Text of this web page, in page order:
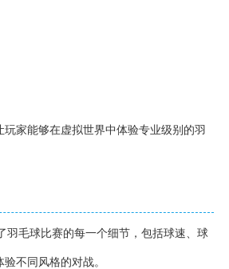
家能够在虚拟世界中体验专业级别的羽
羽毛球比赛的每一个细节，包括球速、球
不同风格的对战。